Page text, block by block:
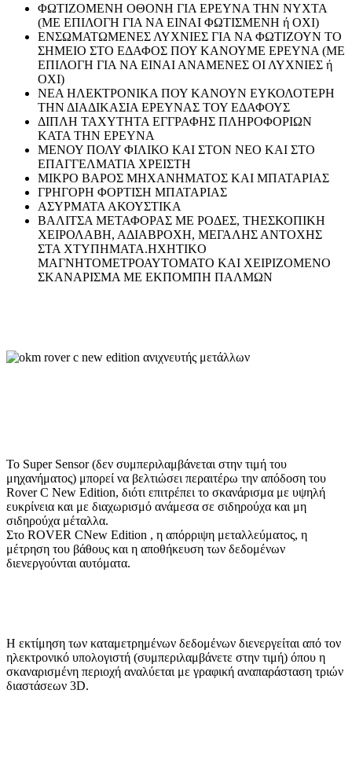
ΦΩΤΙZOΜΕΝΗ ΟΘΟΝΗ ΓΙΑ ΕΡΕΥΝΑ ΤΗΝ ΝΥΧΤΑ
(ΜΕ ΕΠΙΛΟΓΗ ΓΙΑ ΝΑ ΕΙΝΑΙ ΦΩΤΙΣΜΕΝΗ ή ΟΧΙ)
ΕΝΣΩΜΑΤΩΜΕΝΕΣ ΛΥΧΝΙΕΣ ΓΙΑ ΝΑ ΦΩΤΙΖΟΥΝ ΤΟ
ΣΗΜΕΙΟ ΣΤΟ ΕΔΑΦΟΣ ΠΟΥ ΚΑΝΟΥΜΕ ΕΡΕΥΝΑ (ΜΕ
ΕΠΙΛΟΓΗ ΓΙΑ ΝΑ ΕΙΝΑΙ ΑΝΑΜΕΝΕΣ ΟΙ ΛΥΧΝΙΕΣ ή
ΟΧΙ)
ΝΕΑ ΗΛΕΚΤΡΟΝΙΚΑ ΠΟΥ ΚΑΝΟΥΝ ΕΥΚΟΛΟΤΕΡΗ
ΤΗΝ ΔΙΑΔΙΚΑΣΙΑ ΕΡΕΥΝΑΣ ΤΟΥ ΕΔΑΦΟΥΣ
ΔΙΠΛΗ ΤΑΧΥΤΗΤΑ ΕΓΓΡΑΦΗΣ ΠΛΗΡΟΦΟΡΙΩΝ
ΚΑΤΑ ΤΗΝ ΕΡΕΥΝΑ
ΜΕΝΟΥ ΠΟΛΥ ΦΙΛΙΚΟ ΚΑΙ ΣΤΟΝ ΝΕΟ ΚΑΙ ΣΤΟ
ΕΠΑΓΓΕΛΜΑΤΙΑ ΧΡΕΙΣΤΗ
ΜΙΚΡΟ ΒΑΡΟΣ ΜΗΧΑΝΗΜΑΤΟΣ ΚΑΙ ΜΠΑΤΑΡΙΑΣ
ΓΡΗΓΟΡΗ ΦΟΡΤΙΣΗ ΜΠΑΤΑΡΙΑΣ
ΑΣΥΡΜΑΤΑ ΑΚΟΥΣΤΙΚΑ
ΒΑΛΙΤΣΑ ΜΕΤΑΦΟΡΑΣ ΜΕ ΡΟΔΕΣ, ΤΗΕΣΚΟΠΙΚΗ
ΧΕΙΡΟΛΑΒΗ, ΑΔΙΑΒΡΟΧΗ, ΜΕΓΑΛΗΣ ΑΝΤΟΧΗΣ
ΣΤΑ ΧΤΥΠΗΜΑΤΑ.HXHTIKO
ΜΑΓΝΗΤΟΜΕΤΡΟΑΥΤΟΜΑΤΟ ΚΑΙ ΧΕΙΡΙΖΟΜΕΝΟ
ΣΚΑΝΑΡΙΣΜΑ ΜΕ ΕΚΠΟΜΠΗ ΠΑΛΜΩΝ
To Super Sensor (δεν συμπεριλαμβάνεται στην τιμή του
μηχανήματος) μπορεί να βελτιώσει περαιτέρω την απόδοση του
Rover C New Edition, διότι επιτρέπει το σκανάρισμα με υψηλή
ευκρίνεια και με διαχωρισμό ανάμεσα σε σιδηρούχα και μη
σιδηρούχα μέταλλα.
Στο ROVER CNew Edition , η απόρριψη μεταλλεύματος, η
μέτρηση του βάθους και η αποθήκευση των δεδομένων
διενεργούνται αυτόματα.
Η εκτίμηση των καταμετρημένων δεδομένων διενεργείται από τον
ηλεκτρονικό υπολογιστή (συμπεριλαμβάνετε στην τιμή) όπου η
σκαναρισμένη περιοχή αναλύεται με γραφική αναπαράσταση τριών
διαστάσεων 3D.